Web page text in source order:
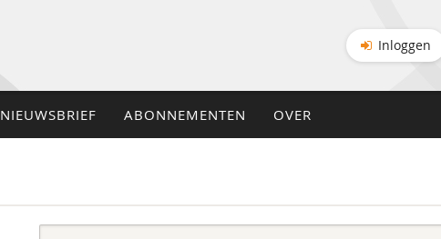
Inloggen
NIEUWSBRIEF ABONNEMENTEN OVER